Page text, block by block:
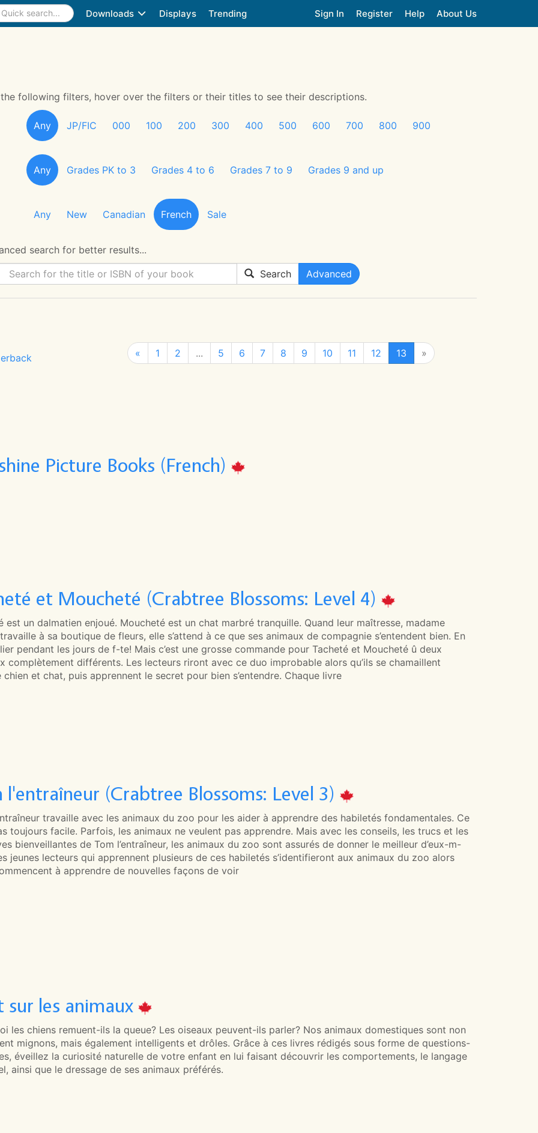
Downloads Displays Trending Sign In Register Help About Us
following filters, hover over the filters or their titles to see their descriptions.
Any JP/FIC 000 100 200 300 400 500 600 700 800 900
Any Grades PK to 3 Grades 4 to 6 Grades 7 to 9 Grades 9 and up
Any New Canadian French Sale
search for better results...
Search
Advanced
« 1 2 ... 5 6 7 8 9 10 11 12 13 »
Picture Books (French)
et Moucheté (Crabtree Blossoms: Level 4)
est un dalmatien enjoué. Moucheté est un chat marbré tranquille. Quand leur maîtresse, madame
à sa boutique de fleurs, elle s’attend à ce que ses animaux de compagnie s’entendent bien. En
pendant les jours de f-te! Mais c’est une grosse commande pour Tacheté et Moucheté û deux
complètement différents. Les lecteurs riront avec ce duo improbable alors qu’ils se chamaillent
chien et chat, puis apprennent le secret pour bien s’entendre. Chaque livre
l'entraîneur (Crabtree Blossoms: Level 3)
travaille avec les animaux du zoo pour les aider à apprendre des habiletés fondamentales. Ce
toujours facile. Parfois, les animaux ne veulent pas apprendre. Mais avec les conseils, les trucs et les
bienveillantes de Tom l’entraîneur, les animaux du zoo sont assurés de donner le meilleur d’eux-m-
jeunes lecteurs qui apprennent plusieurs de ces habiletés s’identifieront aux animaux du zoo alors
à apprendre de nouvelles façons de voir
sur les animaux
les chiens remuent-ils la queue? Les oiseaux peuvent-ils parler? Nos animaux domestiques sont non
mignons, mais également intelligents et drôles. Grâce à ces livres rédigés sous forme de questions-
éveillez la curiosité naturelle de votre enfant en lui faisant découvrir les comportements, le langage
ainsi que le dressage de ses animaux préférés.